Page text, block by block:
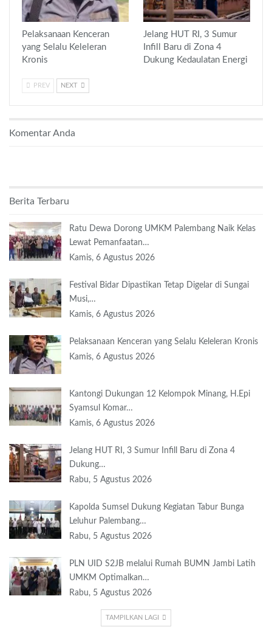
Pelaksanaan Kenceran
yang Selalu Keleleran
Kronis
Jelang HUT RI, 3 Sumur
Infill Baru di Zona 4
Dukung Kedaulatan Energi
PREV NEXT
Komentar Anda
Berita Terbaru
Ratu Dewa Dorong UMKM Palembang Naik Kelas
Lewat Pemanfaatan…
Kamis, 6 Agustus 2026
Festival Bidar Dipastikan Tetap Digelar di Sungai
Musi,…
Kamis, 6 Agustus 2026
Pelaksanaan Kenceran yang Selalu Keleleran Kronis
Kamis, 6 Agustus 2026
Kantongi Dukungan 12 Kelompok Minang, H.Epi
Syamsul Komar…
Kamis, 6 Agustus 2026
Jelang HUT RI, 3 Sumur Infill Baru di Zona 4
Dukung…
Rabu, 5 Agustus 2026
Kapolda Sumsel Dukung Kegiatan Tabur Bunga
Leluhur Palembang…
Rabu, 5 Agustus 2026
PLN UID S2JB melalui Rumah BUMN Jambi Latih
UMKM Optimalkan…
Rabu, 5 Agustus 2026
TAMPILKAN LAGI